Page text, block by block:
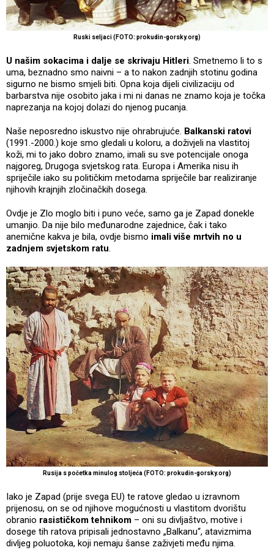
Ruski seljaci (FOTO: prokudin-gorsky.org)
U našim sokacima i dalje se skrivaju Hitleri . Smetnemo li to s
uma, beznadno smo naivni – a to nakon zadnjih stotinu godina
sigurno ne bismo smjeli biti. Opna koja dijeli civilizaciju od
barbarstva nije osobito jaka i mi ni danas ne znamo koja je točka
naprezanja na kojoj dolazi do njenog pucanja.
Naše neposredno iskustvo nije ohrabrujuće. Balkanski ratovi
(1991.-2000.) koje smo gledali u koloru, a doživjeli na vlastitoj
koži, mi to jako dobro znamo, imali su sve potencijale onoga
najgoreg, Drugoga svjetskog rata. Europa i Amerika nisu ih
spriječile iako su političkim metodama spriječile bar realiziranje
njihovih krajnjih zločinačkih dosega.
Ovdje je Zlo moglo biti i puno veće, samo ga je Zapad donekle
umanjio. Da nije bilo međunarodne zajednice, čak i tako
anemične kakva je bila, ovdje bismo imali više mrtvih no u
zadnjem svjetskom ratu
Rusija s početka minulog stoljeća (FOTO: prokudin-gorsky.org)
Iako je Zapad (prije svega EU) te ratove gledao u izravnom
prijenosu, on se od njihove mogućnosti u vlastitom dvorištu
obranio rasističkom tehnikom – oni su divljaštvo, motive i
dosege tih ratova pripisali jednostavno „Balkanu“, atavizmima
divljeg poluotoka, koji nemaju šanse zaživjeti među njima.